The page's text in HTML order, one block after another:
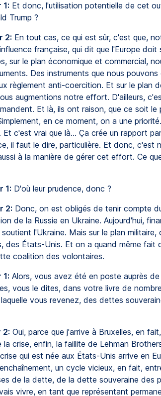
1: Et donc, l'utilisation potentielle de cet
Trump ?
2: En tout cas, ce qui est sûr, c'est que,
française, qui dit que l'Europe
sur le plan économique et commercial,
Des instruments que nous pouvons
règlement anti-coercition. Et sur le plan
augmentions notre effort. D'ailleurs,
Et là, ils ont raison, que ce soit le
en ce moment, on a une
Et c'est vrai que là... Ça crée un rapport
il faut le dire, particulière. Et donc, c'est
à la manière de gérer cet effort. Ce
1: D'où leur prudence, donc ?
2: Donc, on est obligés de tenir compte
de la Russie en Ukraine. Aujourd'hui,
l'Ukraine. Mais sur le plan
des États-Unis. Et on a quand même fait
coalition des volontaires.
1: Alors, vous avez été en poste auprès
vous le dites, dans votre livre de
vous revenez, des dettes
2: Oui, parce que j'arrive à Bruxelles, en
crise, enfin, la faillite de Lehman
qui est née aux États-Unis arrive en
un cycle vicieux, en fait,
de la dette, de la dette souveraine des
vivre, en tant que représentant